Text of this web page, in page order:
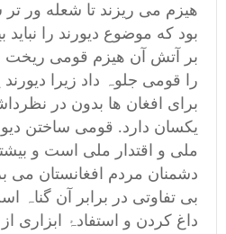
هیزم می ریزند تا شعله ور تر
بود که موضوع دیورند را نباید
بر آتش آن ھیزم قومی ریخت
را قومی جلوہ داد زیرا
برای افغان ھا بدون در
یکسان دارد. قومی ساختن
ملی و اقتدار ملی است و
دشمنان مردم افغانستان می
بی تفاوتی در برابر آن گناہ
داغ کردن و استفادۂ ابزاری